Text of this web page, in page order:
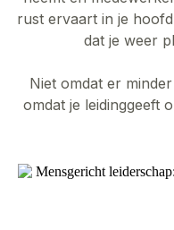
rust ervaart in je
dat je weer
Niet omdat er
omdat je leidinggeeft